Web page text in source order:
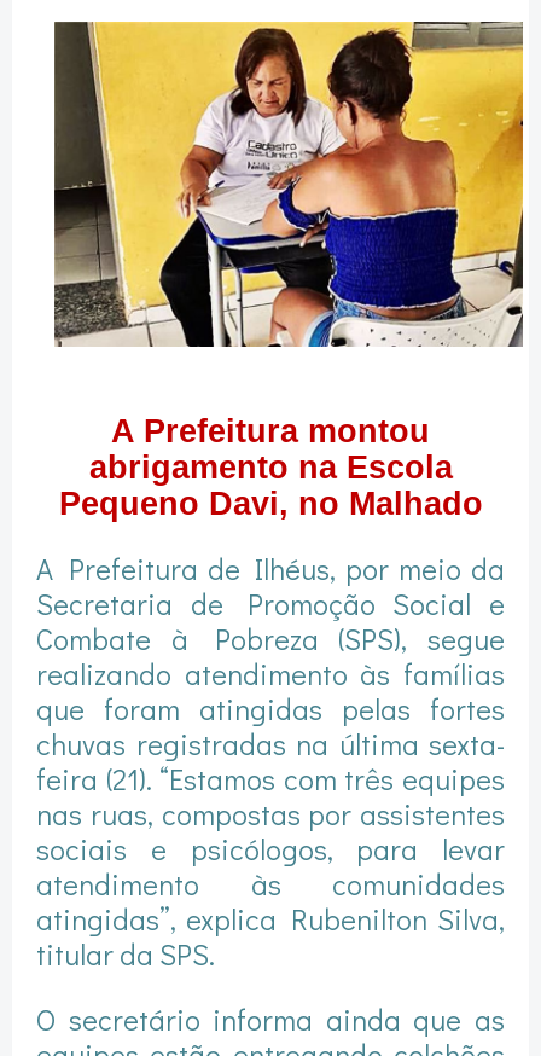
A Prefeitura montou
abrigamento na Escola
Pequeno Davi, no Malhado
A Prefeitura de Ilhéus, por meio da
Secretaria de Promoção Social e
Combate à Pobreza (SPS), segue
realizando atendimento às famílias
que foram atingidas pelas fortes
chuvas registradas na última sexta-
feira (21). “Estamos com três equipes
nas ruas, compostas por assistentes
sociais e psicólogos, para levar
atendimento às comunidades
atingidas”, explica Rubenilton Silva,
titular da SPS.
O secretário informa ainda que as